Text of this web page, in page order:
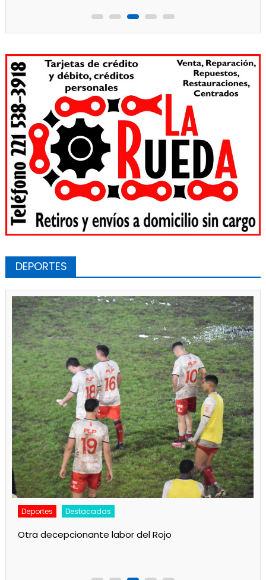
DEPORTES
Deportes Principal
Camba juega esta noche en Ensenada